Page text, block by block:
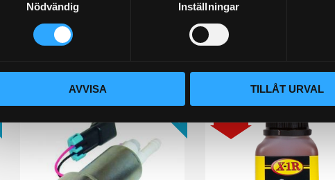
Nödvändig Inställningar
AVVISA TILLÅT URVAL
Bli den första att lämna ett omdöme.
STORSÄLJARE! 18%